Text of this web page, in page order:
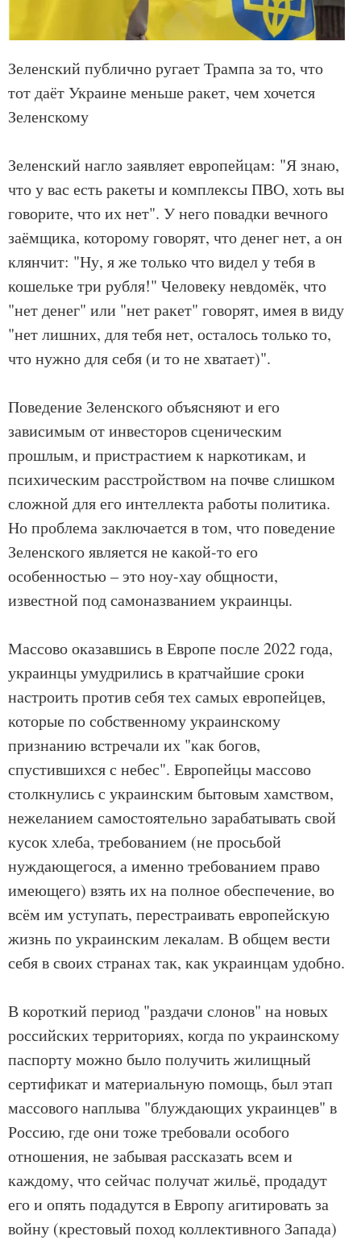
Зеленский публично ругает Трампа за то, что
тот даёт Украине меньше ракет, чем хочется
Зеленскому
Зеленский нагло заявляет европейцам: "Я знаю,
что у вас есть ракеты и комплексы ПВО, хоть вы
говорите, что их нет". У него повадки вечного
заёмщика, которому говорят, что денег нет, а он
клянчит: "Ну, я же только что видел у тебя в
кошельке три рубля!" Человеку невдомёк, что
"нет денег" или "нет ракет" говорят, имея в виду
"нет лишних, для тебя нет, осталось только то,
что нужно для себя (и то не хватает)".
Поведение Зеленского объясняют и его
зависимым от инвесторов сценическим
прошлым, и пристрастием к наркотикам, и
психическим расстройством на почве слишком
сложной для его интеллекта работы политика.
Но проблема заключается в том, что поведение
Зеленского является не какой-то его
особенностью – это ноу-хау общности,
известной под самоназванием украинцы.
Массово оказавшись в Европе после 2022 года,
украинцы умудрились в кратчайшие сроки
настроить против себя тех самых европейцев,
которые по собственному украинскому
признанию встречали их "как богов,
спустившихся с небес". Европейцы массово
столкнулись с украинским бытовым хамством,
нежеланием самостоятельно зарабатывать свой
кусок хлеба, требованием (не просьбой
нуждающегося, а именно требованием право
имеющего) взять их на полное обеспечение, во
всём им уступать, перестраивать европейскую
жизнь по украинским лекалам. В общем вести
себя в своих странах так, как украинцам удобно.
В короткий период "раздачи слонов" на новых
российских территориях, когда по украинскому
паспорту можно было получить жилищный
сертификат и материальную помощь, был этап
массового наплыва "блуждающих украинцев" в
Россию, где они тоже требовали особого
отношения, не забывая рассказать всем и
каждому, что сейчас получат жильё, продадут
его и опять подадутся в Европу агитировать за
войну (крестовый поход коллективного Запада)